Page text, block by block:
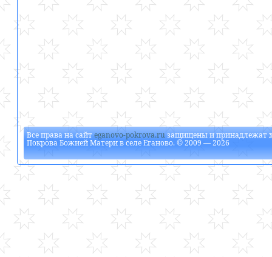
Все права на сайтeganovo-pokrova.ruзащищены и принадлежат
Покрова Божией Матери в селе Еганово. © 2009 — 2026